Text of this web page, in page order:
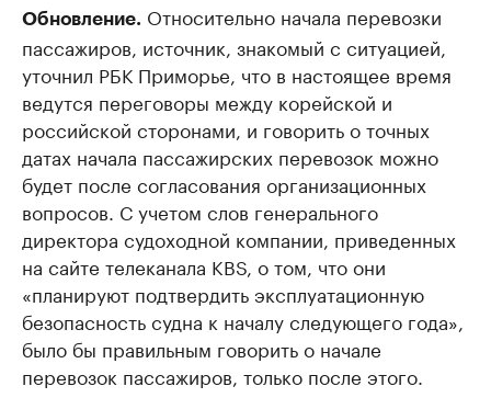
Обновление. Относительно начала перевозки
пассажиров, источник, знакомый с ситуацией,
уточнил РБК Приморье, что в настоящее время
ведутся переговоры между корейской и
российской сторонами, и говорить о точных
датах начала пассажирских перевозок можно
будет после согласования организационных
вопросов. С учетом слов генерального
директора судоходной компании, приведенных
на сайте телеканала KBS, о том, что они
«планируют подтвердить эксплуатационную
безопасность судна к началу следующего года»,
было бы правильным говорить о начале
перевозок пассажиров, только после этого.